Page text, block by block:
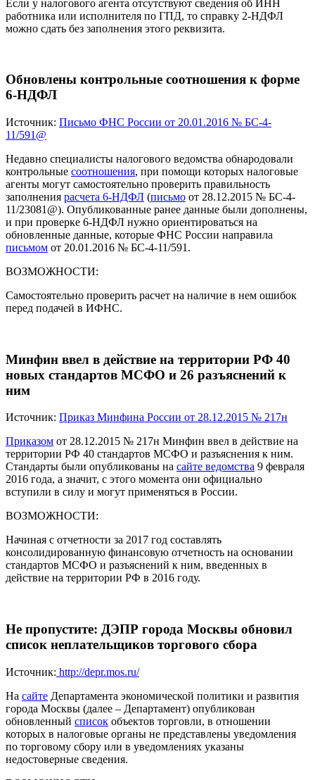
Если у налогового агента отсутствуют сведения об ИНН
работника или исполнителя по ГПД, то справку 2-НДФЛ
можно сдать без заполнения этого реквизита.
Обновлены контрольные соотношения к форме
6-НДФЛ
Источник: Письмо ФНС России от 20.01.2016 № БС-4-
11/591@
Недавно специалисты налогового ведомства обнародовали
контрольные соотношения, при помощи которых налоговые
агенты могут самостоятельно проверить правильность
заполнения расчета 6-НДФЛ (письмо от 28.12.2015 № БС-4-
11/23081@). Опубликованные ранее данные были дополнены,
и при проверке 6-НДФЛ нужно ориентироваться на
обновленные данные, которые ФНС России направила
письмом от 20.01.2016 № БС-4-11/591.
ВОЗМОЖНОСТИ:
Самостоятельно проверить расчет на наличие в нем ошибок
перед подачей в ИФНС.
Минфин ввел в действие на территории РФ 40
новых стандартов МСФО и 26 разъяснений к
ним
Источник: Приказ Минфина России от 28.12.2015 № 217н
Приказом от 28.12.2015 № 217н Минфин ввел в действие на
территории РФ 40 стандартов МСФО и разъяснения к ним.
Стандарты были опубликованы на сайте ведомства 9 февраля
2016 года, а значит, с этого момента они официально
вступили в силу и могут применяться в России.
ВОЗМОЖНОСТИ:
Начиная с отчетности за 2017 год составлять
консолидированную финансовую отчетность на основании
стандартов МСФО и разъяснений к ним, введенных в
действие на территории РФ в 2016 году.
Не пропустите: ДЭПР города Москвы обновил
список неплательщиков торгового сбора
Источник: http://depr.mos.ru/
На сайте Департамента экономической политики и развития
города Москвы (далее – Департамент) опубликован
обновленный список объектов торговли, в отношении
которых в налоговые органы не представлены уведомления
по торговому сбору или в уведомлениях указаны
недостоверные сведения.